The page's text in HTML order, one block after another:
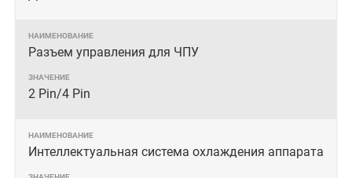
Разъем управления для ЧПУ
2 Pin/4 Pin
Интеллектуальная система охлаждения аппарата